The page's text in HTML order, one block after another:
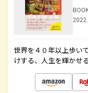
世界を４０年以上歩い
けする、人生を輝かせ